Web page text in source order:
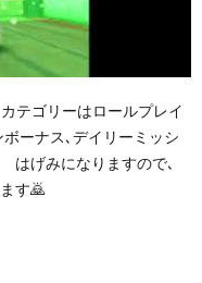
テゴリーはロールプレイ
ーナス､デイリーミッシ
げみになりますので､
す🙇